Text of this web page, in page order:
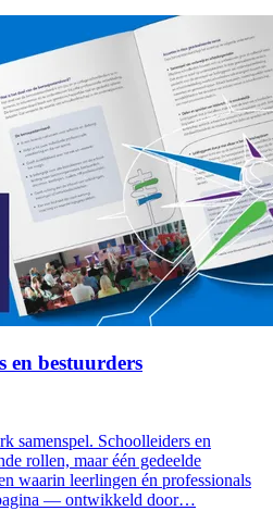
en bestuurders
samenspel. Schoolleiders en
rollen, maar één gedeelde
waarin leerlingen én professionals
— ontwikkeld door…